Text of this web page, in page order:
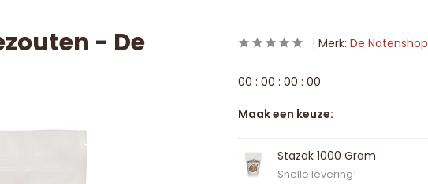
- De
Merk: De Notenshop
00 : 00 : 00 : 00
Maak een keuze:
Stazak 1000 Gram
Snelle levering!